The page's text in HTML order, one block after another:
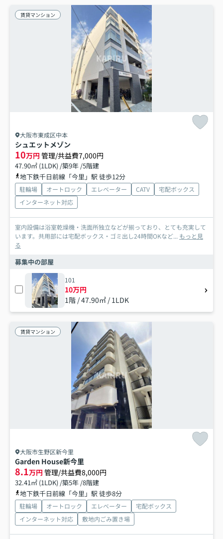
賃貸マンション
大阪市東成区中本
シュエットメゾン
10万円 管理/共益費7,000円
47.90㎡ (1LDK) /築9年 /5階建
地下鉄千日前線「今里」駅 徒歩12分
駐輪場 オートロック エレベーター CATV
宅配ボックス
インターネット対応
室内設備は浴室乾燥機・洗面所独立などが揃っており、とても充実して
います。共用部には宅配ボックス・ゴミ出し24時間OKなど... もっと見
る
募集中の部屋
101
10万円
1階 / 47.90㎡ / 1LDK
賃貸マンション
大阪市生野区新今里
Garden House新今里
8.1万円 管理/共益費8,000円
32.41㎡ (1LDK) /築5年 /8階建
地下鉄千日前線「今里」駅 徒歩8分
駐輪場 オートロック エレベーター
宅配ボックス
インターネット対応
敷地内ごみ置き場